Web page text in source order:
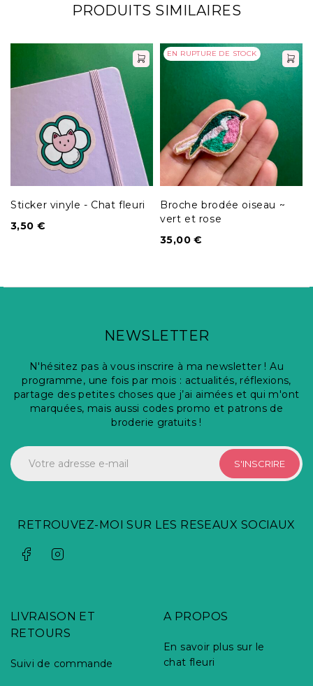
PRODUITS SIMILAIRES
Sticker vinyle - Chat fleuri
3,50 €
EN RUPTURE DE STOCK
Broche brodée oiseau ~
vert et rose
35,00€
A PROPOS
En savoir plus sur le
chat fleuri
LIVRAISON ET
RETOURS
Suivi de commande
NEWSLETTER
N'hésitez pas à vous inscrire à ma newsletter ! Au
programme, une fois par mois : actualités, réflexions,
partage des petites choses que j’ai aimées et qui m'ont
marquées, mais aussi codes promo et patrons de
broderie gratuits !
S'INSCRIRE
RETROUVEZ-MOI SUR LES RESEAUX SOCIAUX